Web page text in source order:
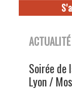
ACTUALITÉ
Soirée de
Lyon /